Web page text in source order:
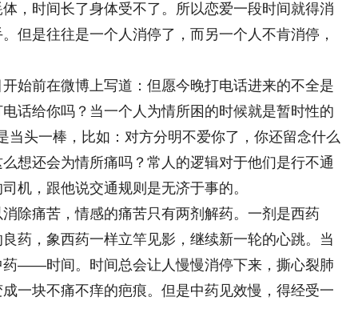
，时间长了身体受不了。所以恋爱一段时间就得消
但是往往是一个人消停了，而另一个人不肯消停，
始前在微博上写道：但愿今晚打电话进来的不全是
话给你吗？当一个人为情所困的时候就是暂时性的
当头一棒，比如：对方分明不爱你了，你还留念什么
想还会为情所痛吗？常人的逻辑对于他们是行不通
机，跟他说交通规则是无济于事的。
除痛苦，情感的痛苦只有两剂解药。一剂是西药
药，象西药一样立竿见影，继续新一轮的心跳。当
药——时间。时间总会让人慢慢消停下来，撕心裂肺
一块不痛不痒的疤痕。但是中药见效慢，得经受一